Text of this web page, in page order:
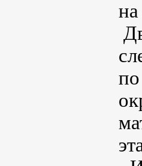
на